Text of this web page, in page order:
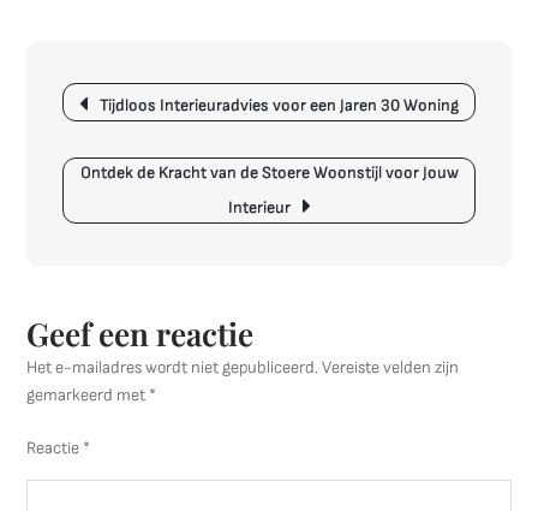
Inrichten
Berichtnavigatie
Tijdloos Interieuradvies voor een Jaren 30 Woning
Ontdek de Kracht van de Stoere Woonstijl voor Jouw
Interieur
Geef een reactie
Het e-mailadres wordt niet gepubliceerd. Vereiste velden zijn
gemarkeerd met *
Reactie *